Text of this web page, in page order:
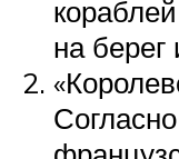
на берег